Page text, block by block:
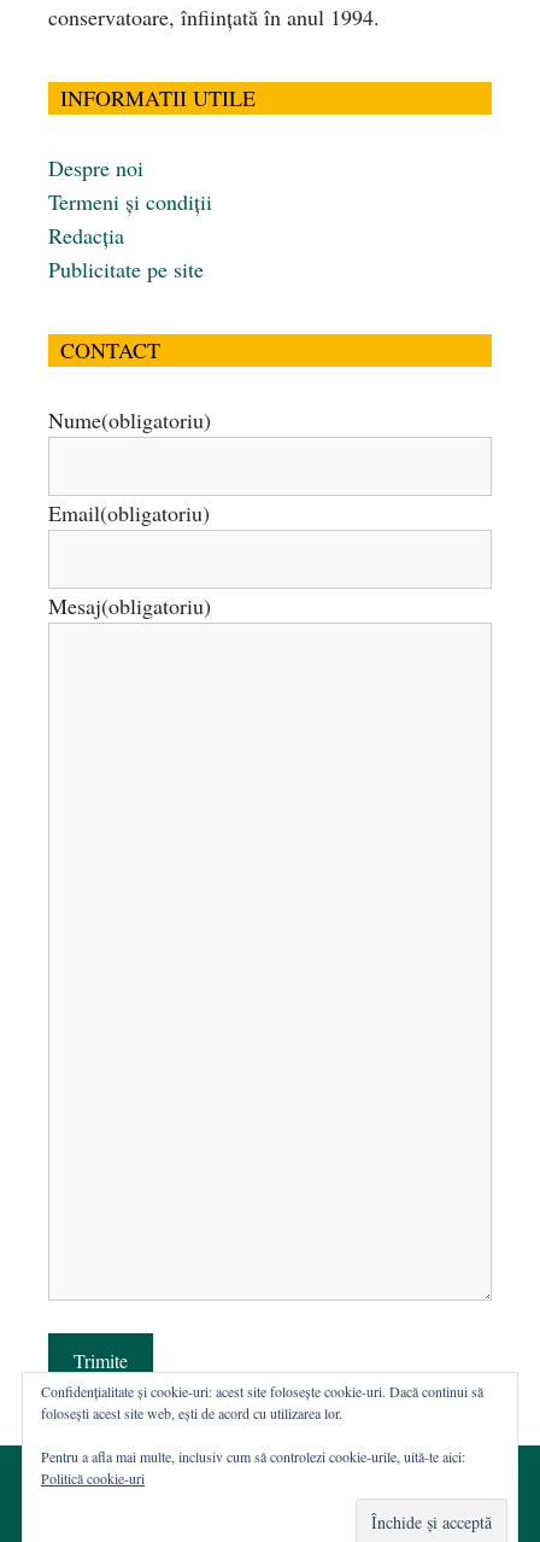
conservatoare, înfiinţată în anul 1994.
INFORMATII UTILE
Despre noi
Termeni și condiții
Redacția
Publicitate pe site
CONTACT
Nume(obligatoriu)
Email(obligatoriu)
Mesaj(obligatoriu)
Trimite
Confidențialitate și cookie-uri: acest site folosește cookie-uri. Dacă continui să
folosești acest site web, ești de acord cu utilizarea lor.
Pentru a afla mai multe, inclusiv cum să controlezi cookie-urile, uită-te aici:
Politică cookie-uri